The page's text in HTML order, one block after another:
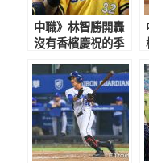
中職》林智勝開轟
沒有香檳慶祝的季
上半季冠軍